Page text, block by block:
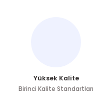
Yüksek Kalite
Birinci Kalite Standartları